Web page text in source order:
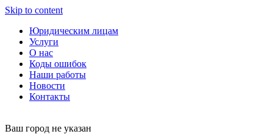
Skip to content
Юридическим лицам
Услуги
О нас
Коды ошибок
Наши работы
Новости
Контакты
Ваш город не указан